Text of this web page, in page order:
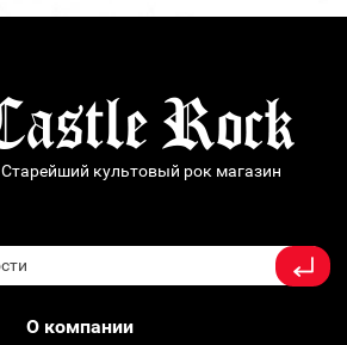
Старейший культовый рок магазин
О компании